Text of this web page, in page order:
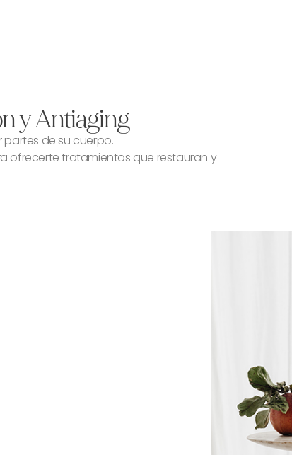
y Antiaging
partes de su cuerpo.
ofrecerte tratamientos que restauran y